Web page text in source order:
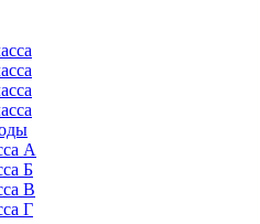
А
Б
В
Г